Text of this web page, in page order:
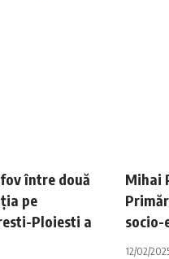
între două
pe
Ploiesti a
Mihai
socio-
12/02/